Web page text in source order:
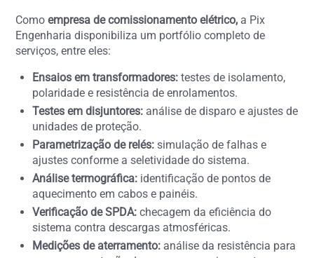
Comoempresa de comissionamento elétrico, a Pix
Engenharia disponibiliza um portfólio completo de
serviços, entre eles:
Ensaios em transformadores: testes de isolamento,
polaridade e resistência de enrolamentos.
Testes em disjuntores: análise de disparo e ajustes de
unidades de proteção.
Parametrização de relés: simulação de falhas e
ajustes conforme a seletividade do sistema.
Análise termográfica: identificação de pontos de
aquecimento em cabos e painéis.
Verificação de SPDA: checagem da eficiência do
sistema contra descargas atmosféricas.
Medições de aterramento: análise da resistência para